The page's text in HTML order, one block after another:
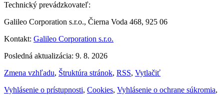
Technický prevádzkovateľ:
Galileo Corporation s.r.o., Čierna Voda 468, 925 06
Kontakt: Galileo Corporation s.r.o.
Posledná aktualizácia: 9. 8. 2026
Zmena vzhľadu, Štruktúra stránok, RSS, Vytlačiť
Vyhlásenie o prístupnosti, Cookies, Vyhlásenie o ochrane súkromia,